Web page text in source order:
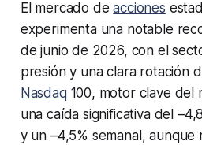
El mercado deacciones
experimenta una notable
de junio de 2026, con el
presión y una clara rotación
Nasdaq100, motor clave del
una caída significativa del
y un –4,5% semanal, aunque